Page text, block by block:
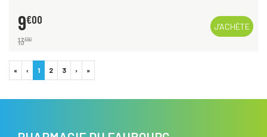
9€00
13€50
J’ACHÈTE
« ‹ 1 2 3 › »